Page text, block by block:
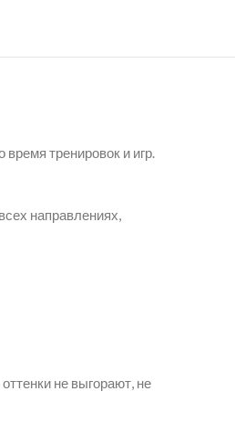
тренировок и игр.
направлениях,
не выгорают, не